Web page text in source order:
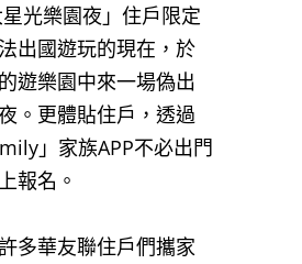
光樂園夜」住戶限定
出國遊玩的現在，於
遊樂園中來一場偽出
。更體貼住戶，透過
」家族APP不必出門
報名。
多華友聯住戶們攜家